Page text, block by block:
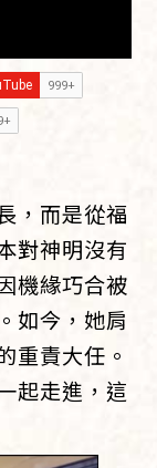
，而是從福
對神明沒有
機緣巧合被
如今，她肩
重責大任。
起走進，這